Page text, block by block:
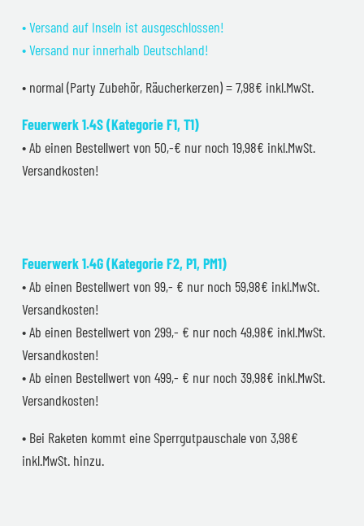
• Versand auf Inseln ist ausgeschlossen!
• Versand nur innerhalb Deutschland!
• normal (Party Zubehör, Räucherkerzen) = 7,98€ inkl.MwSt.
Feuerwerk 1.4S (Kategorie F1, T1)
• Ab einen Bestellwert von 50,-€ nur noch 19,98€ inkl.MwSt.
Versandkosten!
Feuerwerk 1.4G (Kategorie F2, P1, PM1)
• Ab einen Bestellwert von 99,- € nur noch 59,98€ inkl.MwSt.
Versandkosten!
• Ab einen Bestellwert von 299,- € nur noch 49,98€ inkl.MwSt.
Versandkosten!
• Ab einen Bestellwert von 499,- € nur noch 39,98€ inkl.MwSt.
Versandkosten!
• Bei Raketen kommt eine Sperrgutpauschale von 3,98€
inkl.MwSt. hinzu.